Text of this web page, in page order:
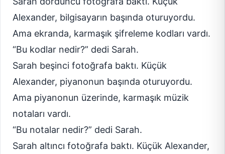
Alexander, bilgisayarın başında oturuyordu.
Ama ekranda, karmaşık şifreleme kodları vardı.
“Bu kodlar nedir?” dedi Sarah.
Sarah beşinci fotoğrafa baktı. Küçük
Alexander, piyanonun başında oturuyordu.
Ama piyanonun üzerinde, karmaşık müzik
notaları vardı.
“Bu notalar nedir?” dedi Sarah.
Sarah altıncı fotoğrafa baktı. Küçük Alexander,